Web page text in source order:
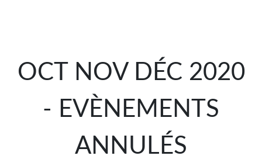
OCT NOV DÉC 2020
- EVÈNEMENTS
ANNULÉS